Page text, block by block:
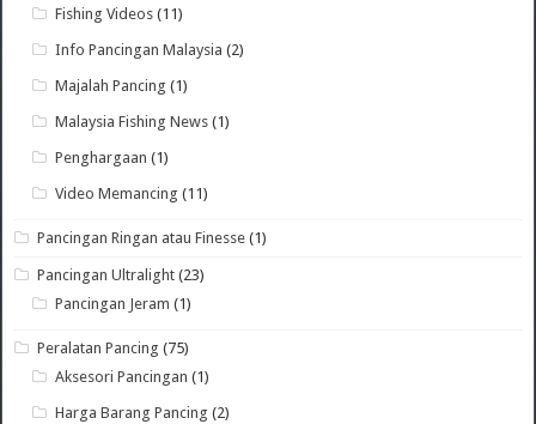
Fishing Videos (11)
Info Pancingan Malaysia (2)
Majalah Pancing (1)
Malaysia Fishing News (1)
Penghargaan (1)
Video Memancing (11)
Pancingan Ringan atau Finesse (1)
Pancingan Ultralight (23)
Pancingan Jeram (1)
Peralatan Pancing (75)
Aksesori Pancingan (1)
Harga Barang Pancing (2)